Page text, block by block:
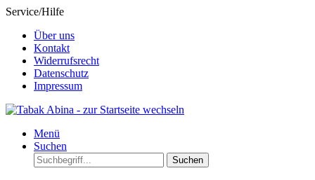
Service/Hilfe
Über uns
Kontakt
Widerrufsrecht
Datenschutz
Impressum
Menü
Suchen
Suchen